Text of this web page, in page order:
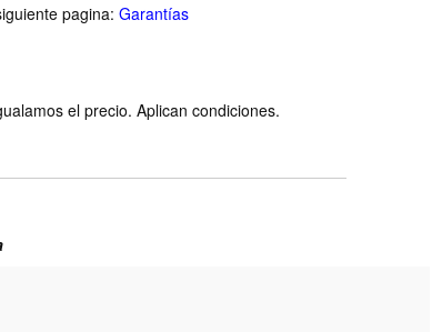
pagina: Garantías
el precio. Aplican condiciones.